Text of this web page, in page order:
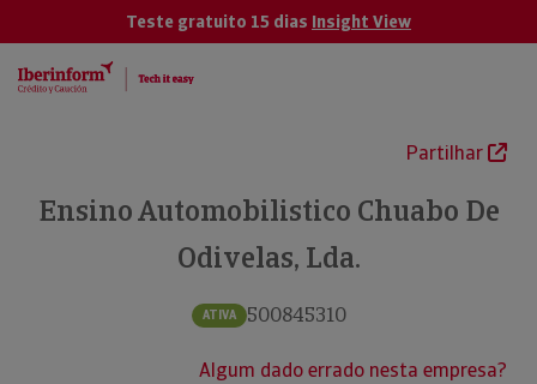
Teste gratuito 15 dias Insight View
Partilhar
Ensino Automobilistico Chuabo De
Odivelas, Lda.
ATIVA 500845310
Algum dado errado nesta empresa?